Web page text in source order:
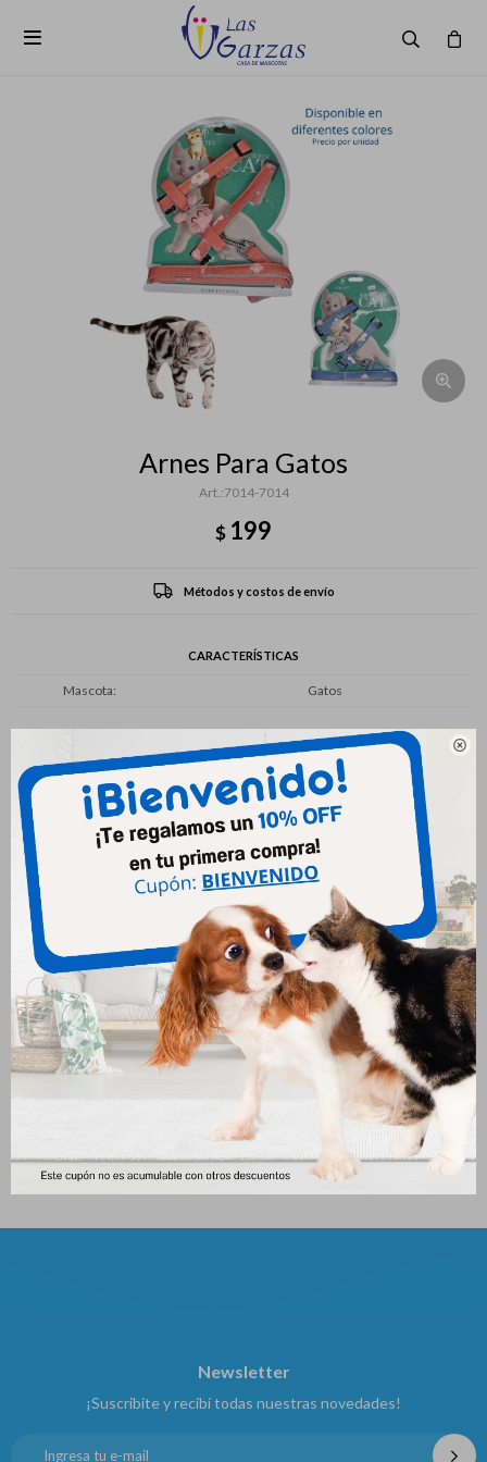


Arnes Para Gatos
7014-7014
$ 199
Métodos y costos de envío
CARACTERÍSTICAS
Mascota Gatos
Productos que te pueden interesar
Celeste 8 Mm (cada Uno)
Colar 30 Cm * 10 Mm Latex
C/relieves C/ Elastico
Newsletter
¡Suscribite y recibí todas nuestras novedades!